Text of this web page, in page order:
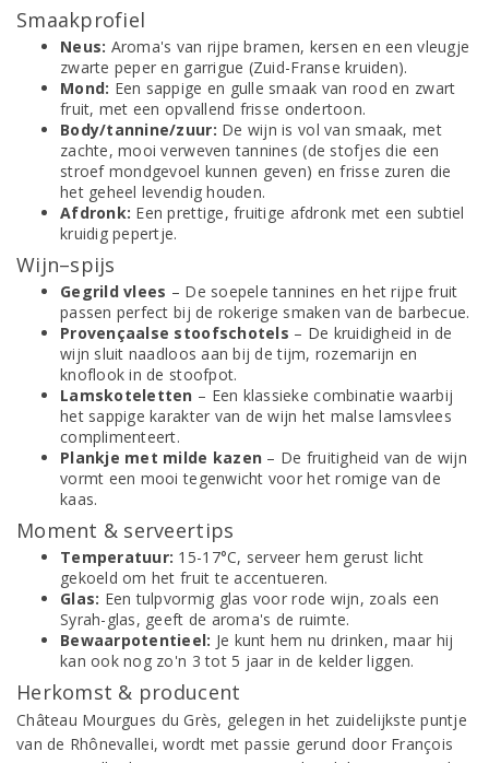
Smaakprofiel
Neus: Aroma's van rijpe bramen, kersen en een vleugje
zwarte peper en garrigue (Zuid-Franse kruiden).
Mond: Een sappige en gulle smaak van rood en zwart
fruit, met een opvallend frisse ondertoon.
Body/tannine/zuur: De wijn is vol van smaak, met
zachte, mooi verweven tannines (de stofjes die een
stroef mondgevoel kunnen geven) en frisse zuren die
het geheel levendig houden.
Afdronk: Een prettige, fruitige afdronk met een subtiel
kruidig pepertje.
Wijn–spijs
Gegrild vlees – De soepele tannines en het rijpe fruit
passen perfect bij de rokerige smaken van de barbecue.
Provençaalse stoofschotels – De kruidigheid in de
wijn sluit naadloos aan bij de tijm, rozemarijn en
knoflook in de stoofpot.
Lamskoteletten – Een klassieke combinatie waarbij
het sappige karakter van de wijn het malse lamsvlees
complimenteert.
Plankje met milde kazen – De fruitigheid van de wijn
vormt een mooi tegenwicht voor het romige van de
kaas.
Moment & serveertips
Temperatuur: 15-17°C, serveer hem gerust licht
gekoeld om het fruit te accentueren.
Glas: Een tulpvormig glas voor rode wijn, zoals een
Syrah-glas, geeft de aroma's de ruimte.
Bewaarpotentieel: Je kunt hem nu drinken, maar hij
kan ook nog zo'n 3 tot 5 jaar in de kelder liggen.
Herkomst & producent
Château Mourgues du Grès, gelegen in het zuidelijkste puntje
van de Rhônevallei, wordt met passie gerund door François